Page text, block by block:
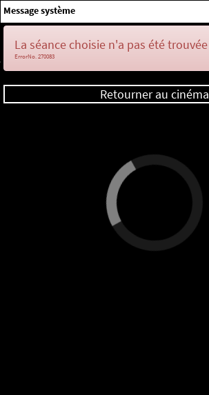
Message système
La séance choisie n'a pas été trouvée
ErrorNo. 270083
Retourner au cinéma